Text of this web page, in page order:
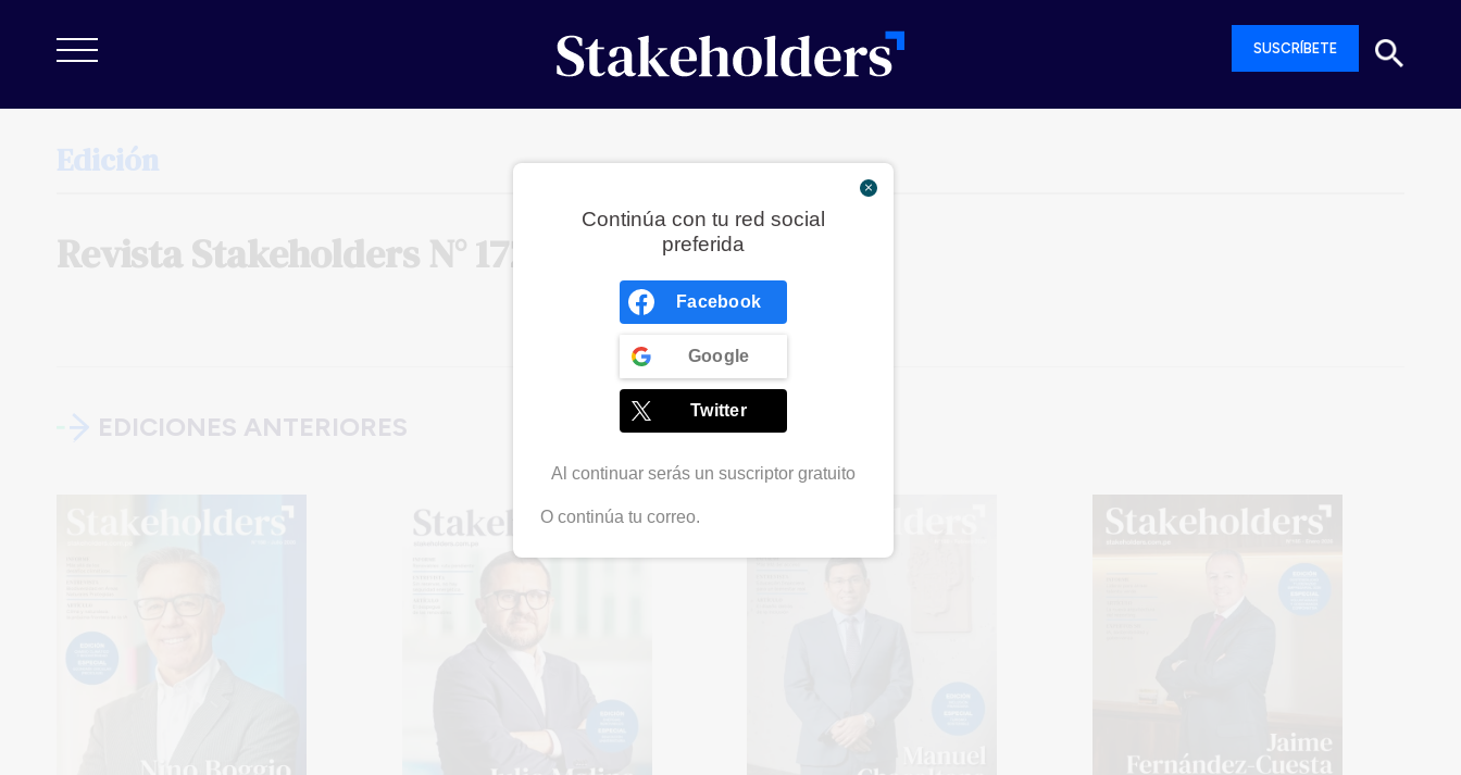
SUSCRÍBETE
Edición
RevistaStakeholders N°172
EDICIONES ANTERIORES
Continúa con tu red social
preferida
Facebook
Google
Twitter
Al continuar serás un suscriptor gratuito
O continúa tu correo.